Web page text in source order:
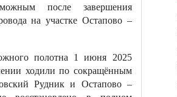
после завершения
на участке Остапово –
полотна 1 июня 2025
ходили по сокращённым
Рудник и Остапово –